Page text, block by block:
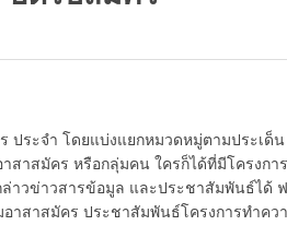
ประจำ โดยแบ่งแยกหมวดหมู่ตามประเด็
าสมัคร หรือกลุ่มคน ใครก็ได้ที่มีโครงกา
าวข่าวสารข้อมูล และประชาสัมพันธ์ได้
าสาสมัคร ประชาสัมพันธ์โครงการทำคว